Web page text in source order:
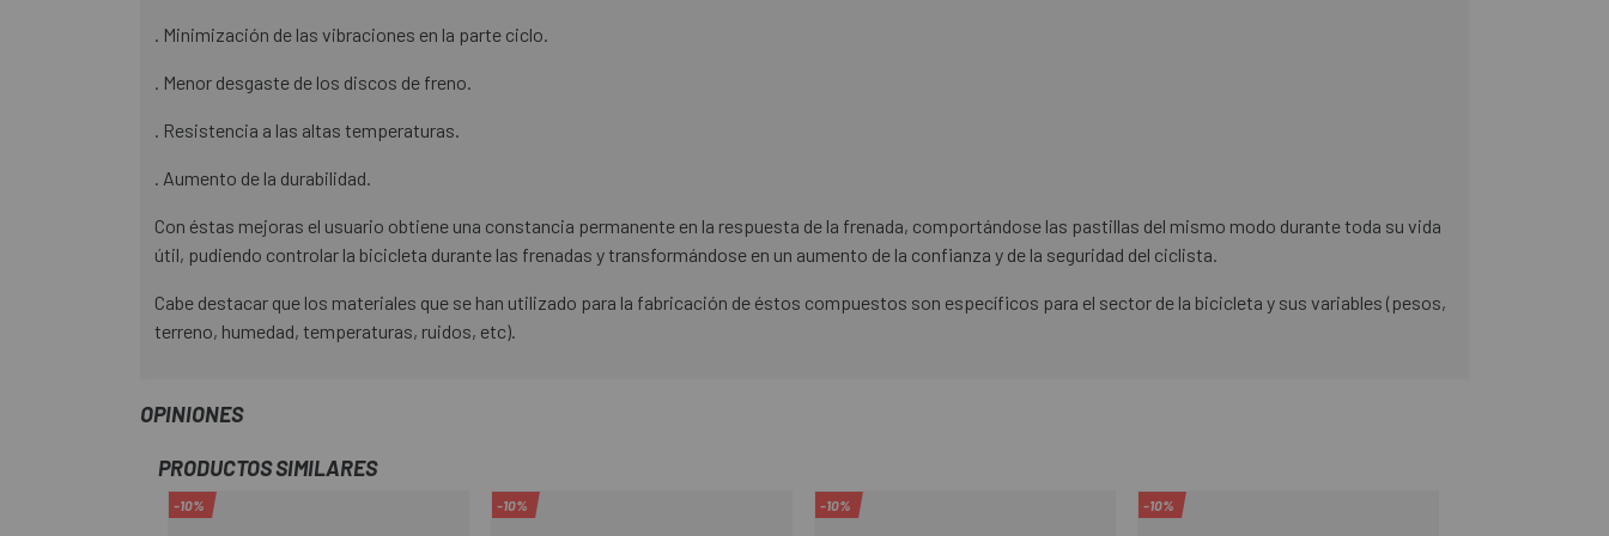
. Minimización de las vibraciones en la parte ciclo.
. Menor desgaste de los discos de freno.
. Resistencia a las altas temperaturas.
. Aumento de la durabilidad.
Con éstas mejoras el usuario obtiene una constancia permanente en la respuesta de la frenada, comportándose las pastillas del mismo modo durante toda su vida
útil, pudiendo controlar la bicicleta durante las frenadas y transformándose en un aumento de la confianza y de la seguridad del ciclista.
Cabe destacar que los materiales que se han utilizado para la fabricación de éstos compuestos son específicos para el sector de la bicicleta y sus variables (pesos,
terreno, humedad, temperaturas, ruidos, etc).
OPINIONES
PRODUCTOS SIMILARES
-10% -10% -10% -10%